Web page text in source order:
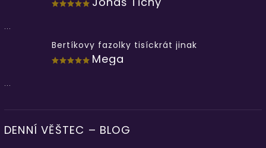
...
Bertíkovy fazolky tisíckrát jinak
Mega
...
DENNÍ VĚŠTEC – BLOG